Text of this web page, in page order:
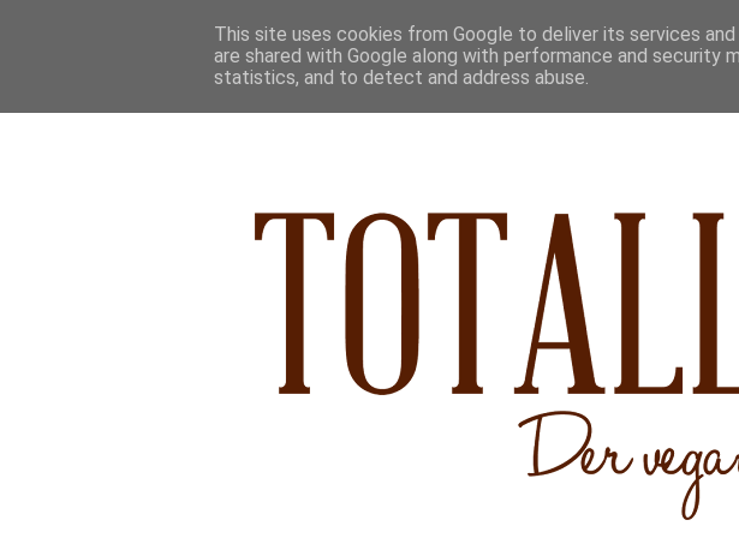
This site uses cookies from Google to deliver its services
are shared with Google along with performance and security
statistics, and to detect and address abuse.